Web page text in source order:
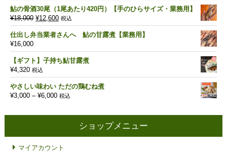
鮎の骨酒30尾（1尾あたり420円）【手のひらサイズ・業務用】
¥18,000 元
の
価
は
¥18,000
で
し
た。
¥12,600現
在
の
格
は
す。
税込
仕出し弁当業者さんへ 鮎の甘露煮【業務用】
¥16,000
【ギフト】子持ち鮎甘露煮
¥4,320 税込
やさしい味わい ただの鶏むね煮
¥3,000 – ¥6,000価
帯:
税込
ショップメニュー
マイアカウント